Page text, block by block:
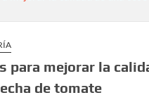
para mejorar la
de tomate